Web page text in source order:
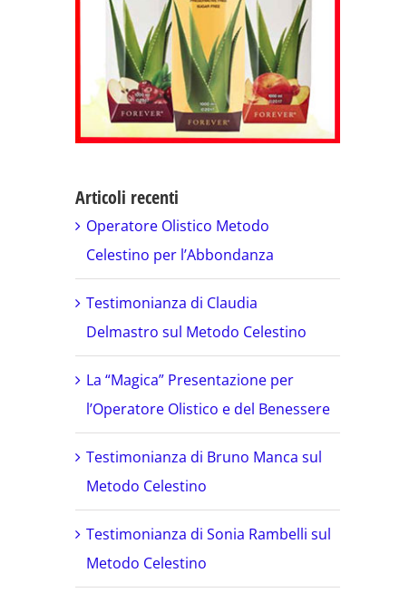
Articoli recenti
Operatore Olistico Metodo
Celestino per l’Abbondanza
Testimonianza di Claudia
Delmastro sul Metodo Celestino
La “Magica” Presentazione per
l’Operatore Olistico e del Benessere
Testimonianza di Bruno Manca sul
Metodo Celestino
Testimonianza di Sonia Rambelli sul
Metodo Celestino